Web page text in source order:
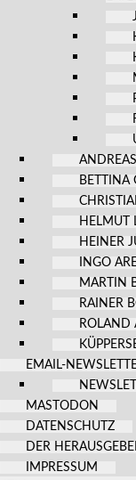
BETTINA
HELMUT
HEINER
INGO
MARTIN
RAINER
ROLAND
EMAIL-
MASTODON
DATENSCHUTZ
DER
IMPRESSUM